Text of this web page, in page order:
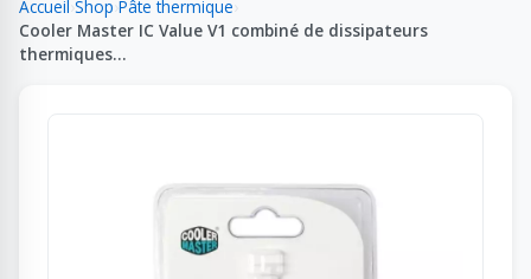
Accueil Shop Pâte thermique
Cooler Master IC Value V1 combiné de dissipateurs
thermiques…